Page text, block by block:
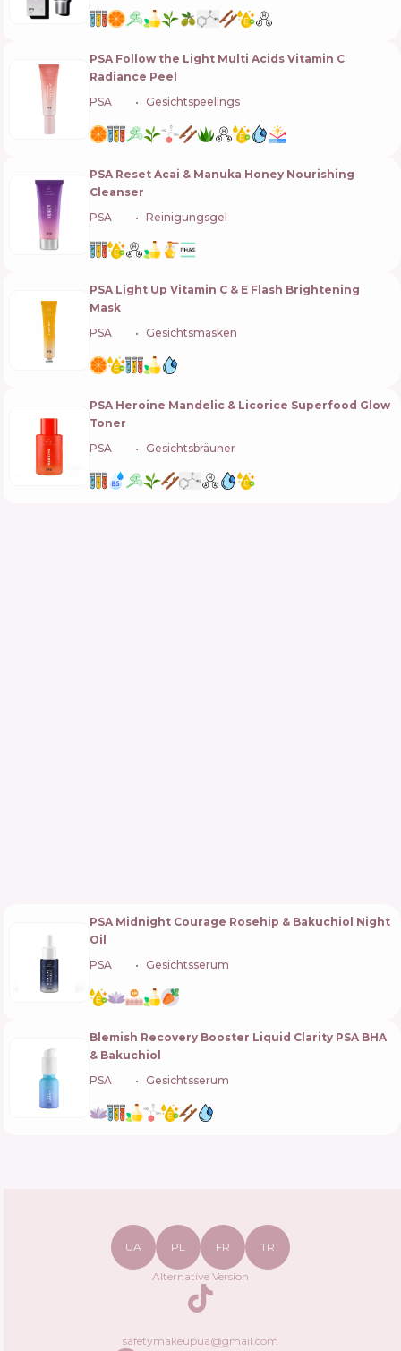
PSA Follow the Light Multi Acids Vitamin C
Radiance Peel
PSA
Gesichtspeelings
PSA Reset Acai & Manuka Honey Nourishing
Cleanser
PSA
Reinigungsgel
PSA Light Up Vitamin C & E Flash Brightening
Mask
PSA
Gesichtsmasken
PSA Heroine Mandelic & Licorice Superfood Glow
Toner
PSA
Gesichtsbräuner
PSA Midnight Courage Rosehip & Bakuchiol Night
Oil
PSA
Gesichtsserum
Blemish Recovery Booster Liquid Clarity PSA BHA
& Bakuchiol
PSA
Gesichtsserum
UA PL FR TR
Alternative Version
TikTok
safetymakeupua@gmail.com